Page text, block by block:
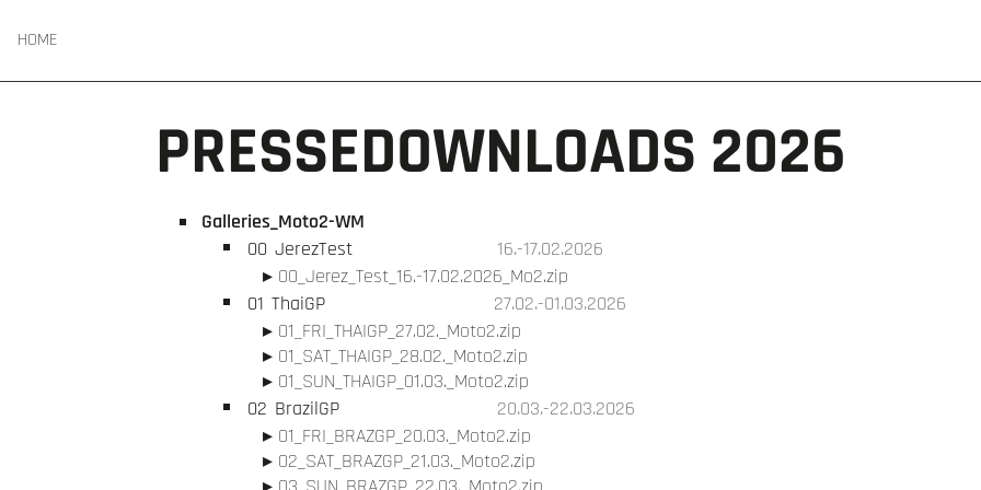
HOME
PRESSEDOWNLOADS 2026
Galleries_Moto2-WM
00 JerezTest
16.-17.02.2026
00_Jerez_Test_16.-17.02.2026_Mo2.zip
01 ThaiGP
27.02.-01.03.2026
01_FRI_THAIGP_27.02._Moto2.zip
01_SAT_THAIGP_28.02._Moto2.zip
01_SUN_THAIGP_01.03._Moto2.zip
02 BrazilGP
20.03.-22.03.2026
01_FRI_BRAZGP_20.03._Moto2.zip
02_SAT_BRAZGP_21.03._Moto2.zip